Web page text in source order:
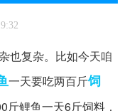
也复杂。比如今天咱
一天要吃两百斤饲
鲤鱼一天6斤饲料，